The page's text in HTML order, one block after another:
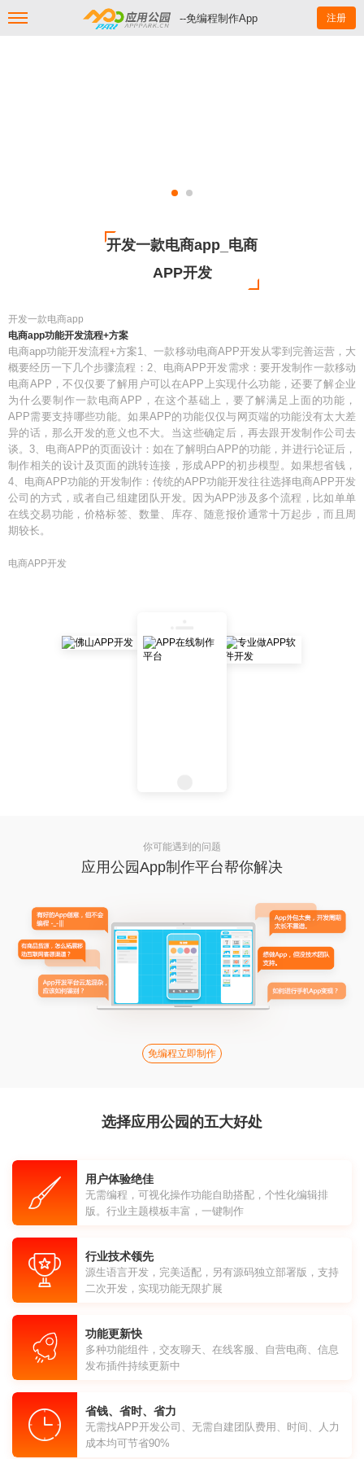
--免编程制作App 注册
开发一款电商app_电商
APP开发
开发一款电商app
电商app功能开发流程+方案
电商app功能开发流程+方案1、一款移动电商APP开发从零到完善运营，大
概要经历一下几个步骤流程：2、电商APP开发需求：要开发制作一款移动
电商APP，不仅仅要了解用户可以在APP上实现什么功能，还要了解企业
为什么要制作一款电商APP，在这个基础上，要了解满足上面的功能，
APP需要支持哪些功能。如果APP的功能仅仅与网页端的功能没有太大差
异的话，那么开发的意义也不大。当这些确定后，再去跟开发制作公司去
谈。3、电商APP的页面设计：如在了解明白APP的功能，并进行论证后，
制作相关的设计及页面的跳转连接，形成APP的初步模型。如果想省钱，
4、电商APP功能的开发制作：传统的APP功能开发往往选择电商APP开发
公司的方式，或者自己组建团队开发。因为APP涉及多个流程，比如单单
在线交易功能，价格标签、数量、库存、随意报价通常十万起步，而且周
期较长。
电商APP开发
你可能遇到的问题
应用公园App制作平台帮你解决
免编程立即制作
选择应用公园的五大好处
用户体验绝佳
无需编程，可视化操作功能自助搭配，个性化编辑排
版。行业主题模板丰富，一键制作
行业技术领先
源生语言开发，完美适配，另有源码独立部署版，支持
二次开发，实现功能无限扩展
功能更新快
多种功能组件，交友聊天、在线客服、自营电商、信息
发布插件持续更新中
省钱、省时、省力
无需找APP开发公司、无需自建团队费用、时间、人力
成本均可节省90%